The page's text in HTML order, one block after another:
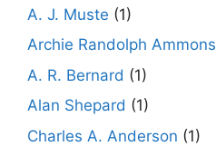
A. J. Muste (1)
Archie Randolph Ammons
A. R. Bernard (1)
Alan Shepard (1)
Charles A. Anderson (1)